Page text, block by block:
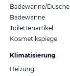
Badewanne/Dusche
Badewanne
Toilettenartikel
Kosmetikspiegel
Klimatisierung
Heizung